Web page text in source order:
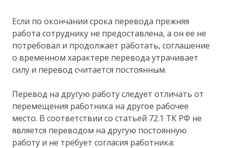
Если по окончании срока перевода прежняя
работа сотруднику не предоставлена, а он ее не
потребовал и продолжает работать, соглашение
о временном характере перевода утрачивает
силу и перевод считается постоянным.
Перевод на другую работу следует отличать от
перемещения работника на другое рабочее
место. В соответствии со статьей 72.1 ТК РФ не
является переводом на другую постоянную
работу и не требует согласия работника: